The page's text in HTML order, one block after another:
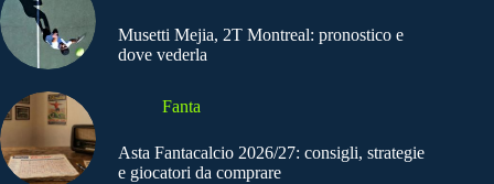
Musetti Mejia, 2T Montreal: pronostico e
dove vederla
Fanta
Asta Fantacalcio 2026/27: consigli, strategie
e giocatori da comprare